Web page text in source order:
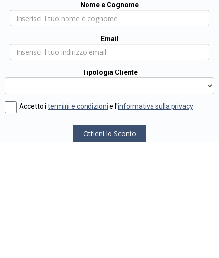
Nome e Cognome
Email
Tipologia Cliente
Accetto i termini e condizioni e l'informativa sulla privacy
Ottieni lo Sconto